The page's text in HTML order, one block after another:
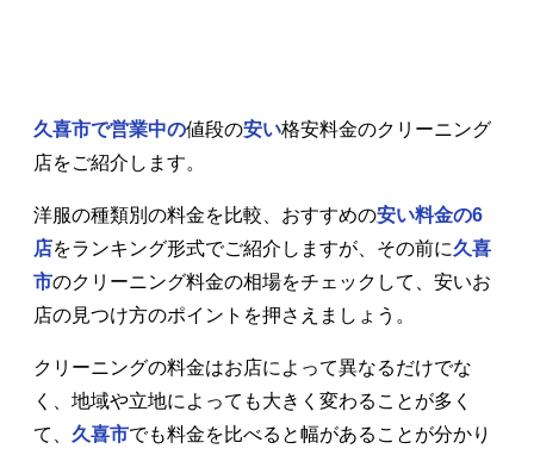
久喜市で営業中の値段の安い格安料金のクリーニング
店をご紹介します。
洋服の種類別の料金を比較、おすすめの安い料金の6
店をランキング形式でご紹介しますが、その前に久喜
市のクリーニング料金の相場をチェックして、安いお
店の見つけ方のポイントを押さえましょう。
クリーニングの料金はお店によって異なるだけでな
く、地域や立地によっても大きく変わることが多く
て、 久喜市でも料金を比べると幅があることが分かり